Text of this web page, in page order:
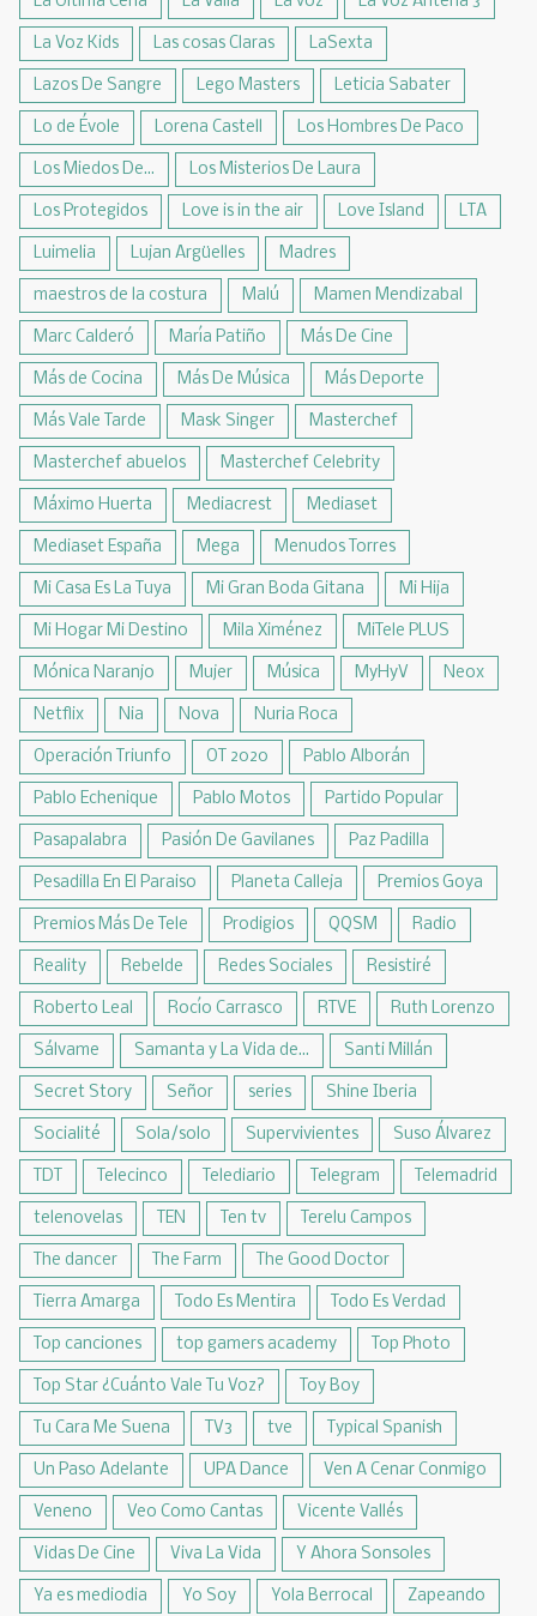
La Voz Kids Las cosas Claras LaSexta
Lazos De Sangre Lego Masters Leticia Sabater
Lo de Évole Lorena Castell Los Hombres De Paco
Los Miedos De... Los Misterios De Laura
Los Protegidos Love is in the air Love Island LTA
Luimelia Lujan Argüelles Madres
maestros de la costura Malú Mamen Mendizabal
Marc Calderó María Patiño Más De Cine
Más de Cocina Más De Música Más Deporte
Más Vale Tarde Mask Singer Masterchef
Masterchef abuelos Masterchef Celebrity
Máximo Huerta Mediacrest Mediaset
Mediaset España Mega Menudos Torres
Mi Casa Es La Tuya Mi Gran Boda Gitana Mi Hija
Mi Hogar Mi Destino Mila Ximénez MiTele PLUS
Mónica Naranjo Mujer Música MyHyV Neox
Netflix Nia Nova Nuria Roca
Operación Triunfo OT 2020 Pablo Alborán
Pablo Echenique Pablo Motos Partido Popular
Pasapalabra Pasión De Gavilanes Paz Padilla
Pesadilla En El Paraiso Planeta Calleja Premios Goya
Premios Más De Tele Prodigios QQSM Radio
Reality Rebelde Redes Sociales Resistiré
Roberto Leal Rocío Carrasco RTVE Ruth Lorenzo
Sálvame Samanta y La Vida de... Santi Millán
Secret Story Señor series Shine Iberia
Socialité Sola/solo Supervivientes Suso Álvarez
TDT Telecinco Telediario Telegram Telemadrid
telenovelas TEN Ten tv Terelu Campos
The dancer The Farm The Good Doctor
Tierra Amarga Todo Es Mentira Todo Es Verdad
Top canciones top gamers academy Top Photo
Top Star ¿Cuánto Vale Tu Voz? Toy Boy
Tu Cara Me Suena TV3 tve Typical Spanish
Un Paso Adelante UPA Dance Ven A Cenar Conmigo
Veneno Veo Como Cantas Vicente Vallés
Vidas De Cine Viva La Vida Y Ahora Sonsoles
Ya es mediodia Yo Soy Yola Berrocal Zapeando